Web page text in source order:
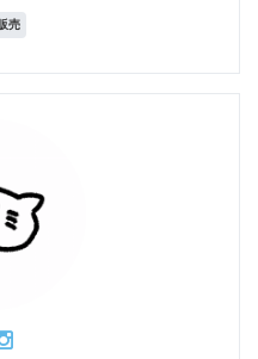
売